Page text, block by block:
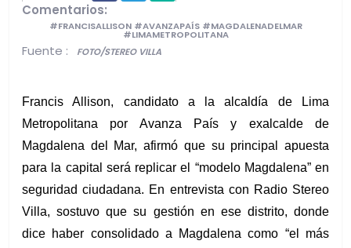
Comentarios:
#FRANCISALLISON #AVANZAPAÍS #MAGDALENADELMAR
#LIMAMETROPOLITANA
Fuente : FOTO/STEREO VILLA
Francis Allison, candidato a la alcaldía de Lima
Metropolitana por Avanza País y exalcalde de
Magdalena del Mar, afirmó que su principal apuesta
para la capital será replicar el “modelo Magdalena” en
seguridad ciudadana. En entrevista con Radio Stereo
Villa, sostuvo que su gestión en ese distrito, donde
dice haber consolidado a Magdalena como “el más